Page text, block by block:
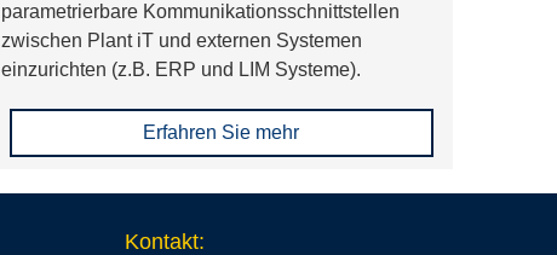
parametrierbare Kommunikationsschnittstellen
zwischen Plant iT und externen Systemen
einzurichten (z.B. ERP und LIM Systeme).
Erfahren Sie mehr
Kontakt: